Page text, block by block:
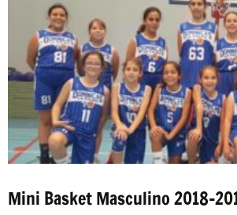
Mini Basket Masculino 2018-